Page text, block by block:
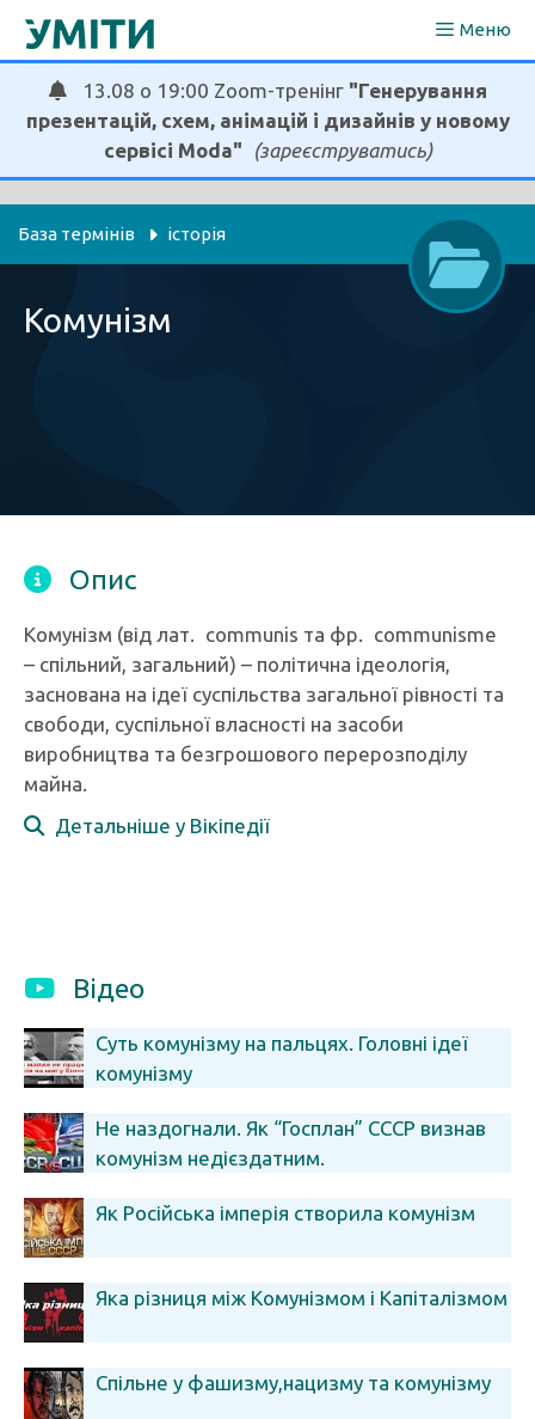
Перейти
Меню
13.08 о 19:00 Zoom-тренінг "Генерування
презентацій, схем, анімацій і дизайнів у новому
сервісі Moda"
(зареєструватись)
База термінів історія
Комунізм
Опис
Комунізм (від лат. communis та фр. communisme
– спільний, загальний) – політична ідеологія,
заснована на ідеї суспільства загальної рівності та
свободи, суспільної власності на засоби
виробництва та безгрошового перерозподілу
майна.
Детальніше у Вікіпедії
Відео
Суть комунізму на пальцях. Головні ідеї
комунізму
Не наздогнали. Як “Госплан” СССР визнав
комунізм недієздатним.
Як Російська імперія створила комунізм
Яка різниця між Комунізмом і Капіталізмом
Спільне у фашизму,нацизму та комунізму